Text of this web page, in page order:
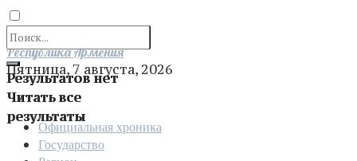
Результатов нет
Читать все
результаты
Отправить
Республика Армения
Пятница, 7 августа, 2026
Официальная хроника
Государство